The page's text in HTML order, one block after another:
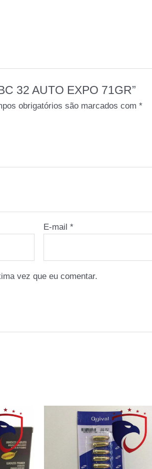
32 AUTO EXPO 71GR”
obrigatórios são marcados com *
E-mail*
vez que eu comentar.